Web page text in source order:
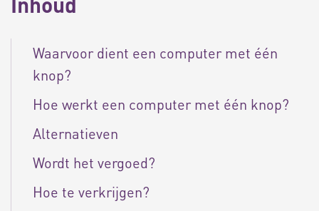
Waarvoor dient een computer met één
knop?
Hoe werkt een computer met één knop?
Alternatieven
Wordt het vergoed?
Hoe te verkrijgen?